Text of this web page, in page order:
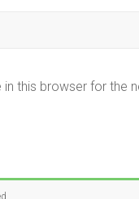
in this browser for the